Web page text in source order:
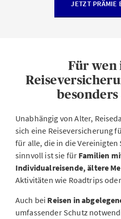
JETZT PRÄMIE
Für wen
Unabhängig von Alter,
sich eine Reiseversicherung
für alle, die in die Vereinigten
sinnvoll ist sie für Familien
Individualreisende, ältere
Aktivitäten wie Roadtrips
Auch bei Reisen in
umfassender Schutz